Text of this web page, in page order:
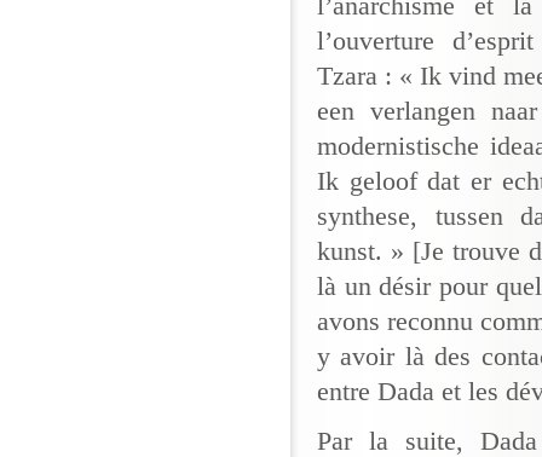
l’anarchisme et
l’ouverture
Tzara : « Ik vind
een verlangen
modernistische
Ik geloof dat er
synthese, tussen
kunst. » [Je trouve
là un désir pour
avons reconnu
y avoir là des
entre Dada et les
Par la suite, Dada